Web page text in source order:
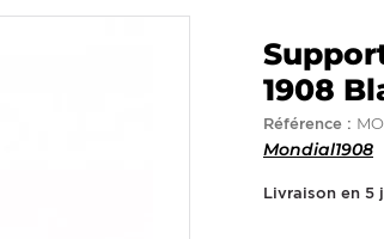
1908
Référence :
Mondial1908
Livraison en 5